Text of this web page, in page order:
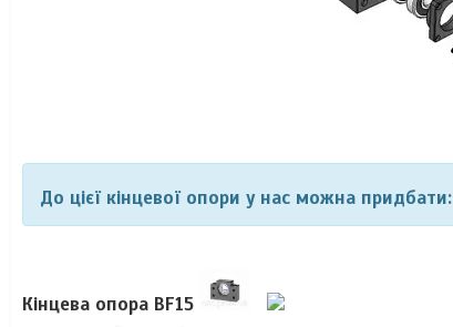
До цієї кінцевої опори у нас можна придбати:
Кінцева опора BF15